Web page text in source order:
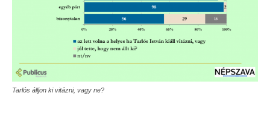
Tarlós álljon ki vitázni, vagy ne?